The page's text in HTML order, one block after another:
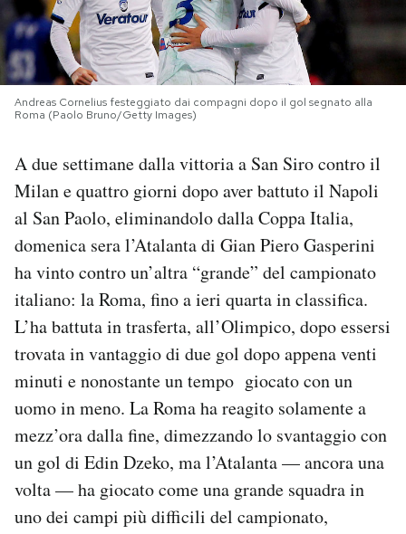
PODCAST
NEWSLETTER
SHOP
CALENDARIO
AREA PERSONALE
Area Personale
Notifiche mobile
Regala il Post
Hai bisogno di aiuto?
Esci
Andreas Cornelius festeggiato dai compagni dopo il gol segnato alla
Roma (Paolo Bruno/Getty Images)
A due settimane dalla vittoria a San Siro contro il
Milan e quattro giorni dopo aver battuto il Napoli
al San Paolo, eliminandolo dalla Coppa Italia,
domenica sera l’Atalanta di Gian Piero Gasperini
ha vinto contro un’altra “grande” del campionato
italiano: la Roma, fino a ieri quarta in classifica.
L’ha battuta in trasferta, all’Olimpico, dopo essersi
trovata in vantaggio di due gol dopo appena venti
minuti e nonostante un tempo giocato con un
uomo in meno. La Roma ha reagito solamente a
mezz’ora dalla fine, dimezzando lo svantaggio con
un gol di Edin Dzeko, ma l’Atalanta — ancora una
volta — ha giocato come una grande squadra in
uno dei campi più difficili del campionato,